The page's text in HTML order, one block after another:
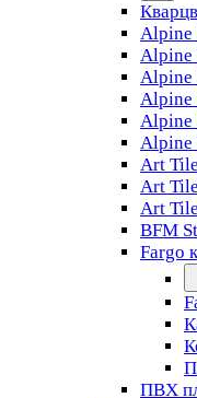
Alpine
Alpine
Alpine
Alpine
Alpine
Alpine
Art
Art
Art
BFM
Fargo
ПВХ